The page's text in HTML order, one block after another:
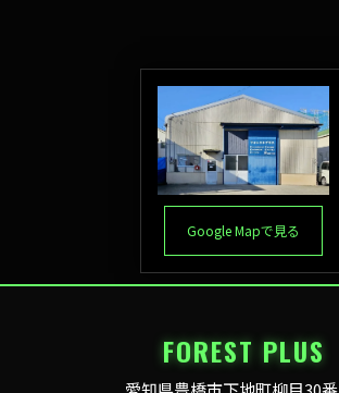
Google Mapで見る
FOREST PLUS